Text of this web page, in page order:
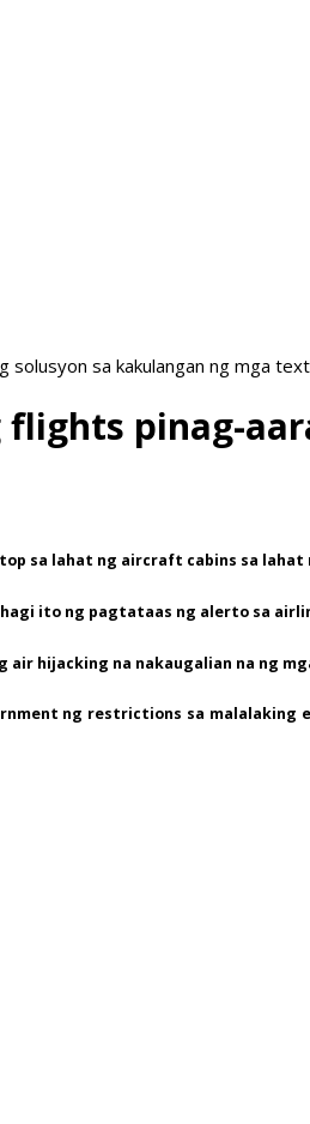
solusyon sa kakulangan ng mga
pinag-
sa lahat ng aircraft cabins sa
ito ng pagtataas ng alerto sa
air hijacking na nakaugalian na ng
ng restrictions sa